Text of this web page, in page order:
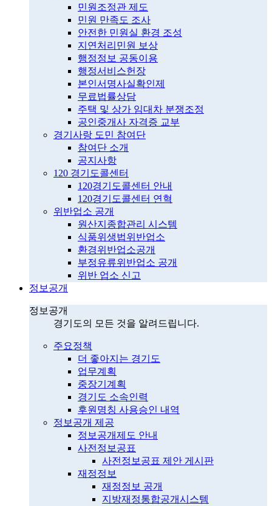
민원조정관 제도
민원 만족도 조사
안전한 민원실 환경 조성
지연처리민원 보상
행정정보 공동이용
행정서비스헌장
본인서명사실확인제
무료법률상담
주택 및 상가 임대차 분쟁조정
공인중개사 자격증 교부
경기사랑 도민 참여단
참여단 소개
공지사항
120 경기도콜센터
120경기도콜센터 안내
120경기도콜센터 연혁
위반업소 공개
원산지종합관리 시스템
식품위생법위반업소
환경위반업소공개
부정유류위반업소 공개
위반 업소 신고
정보공개
정보공개
경기도의 모든 것을 알려드립니다.
주요정책
더 좋아지는 경기도
업무계획
중장기계획
경기도 소속인력
후원명칭 사용승인 내역
정보공개 제공
정보공개제도 안내
사전정보공표
사전정보공표 제안 게시판
재정정보
재정정보 공개
지방재정통합공개시스템